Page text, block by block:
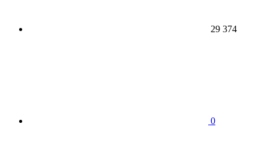
29 374
0